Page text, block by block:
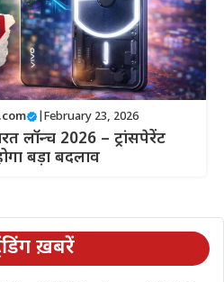
February 23, 2026
लॉन्च 2026 – ट्रांसपेरेंट
बड़ा बदलाव
ख़बरें